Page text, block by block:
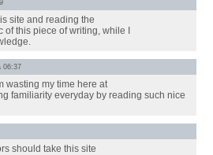
site and reading the
this piece of writing, while I
06:37
wasting my time here at
familiarity everyday by reading such nice
should take this site